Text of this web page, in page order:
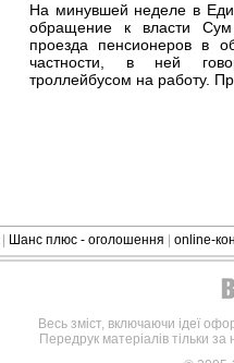
На минувшей неделе в
обращение к власти Сум
проезда пенсионеров в
частности, в ней
троллейбусом на работу.
Шанс плюс - оголошення online-
Весь зміст, включаючи ідеї
Передрук матеріалів тільки